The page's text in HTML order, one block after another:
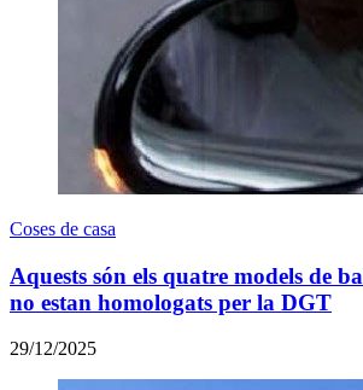
Coses de casa
Aquests són els quatre models de
no estan homologats per la DGT
29/12/2025